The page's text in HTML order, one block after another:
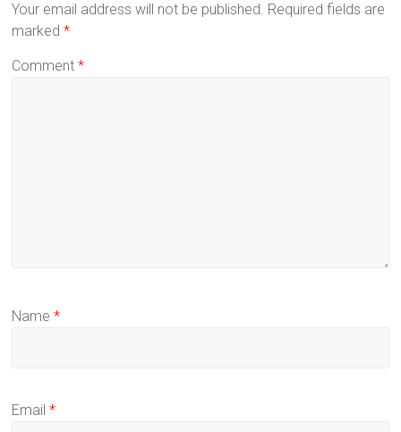
Your email address will not be published. Required fields are
marked*
Comment*
Name*
Email*